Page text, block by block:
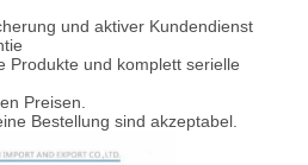
und aktiver Kundendienst
Produkte und komplett serielle
Preisen.
Bestellung sind akzeptabel.